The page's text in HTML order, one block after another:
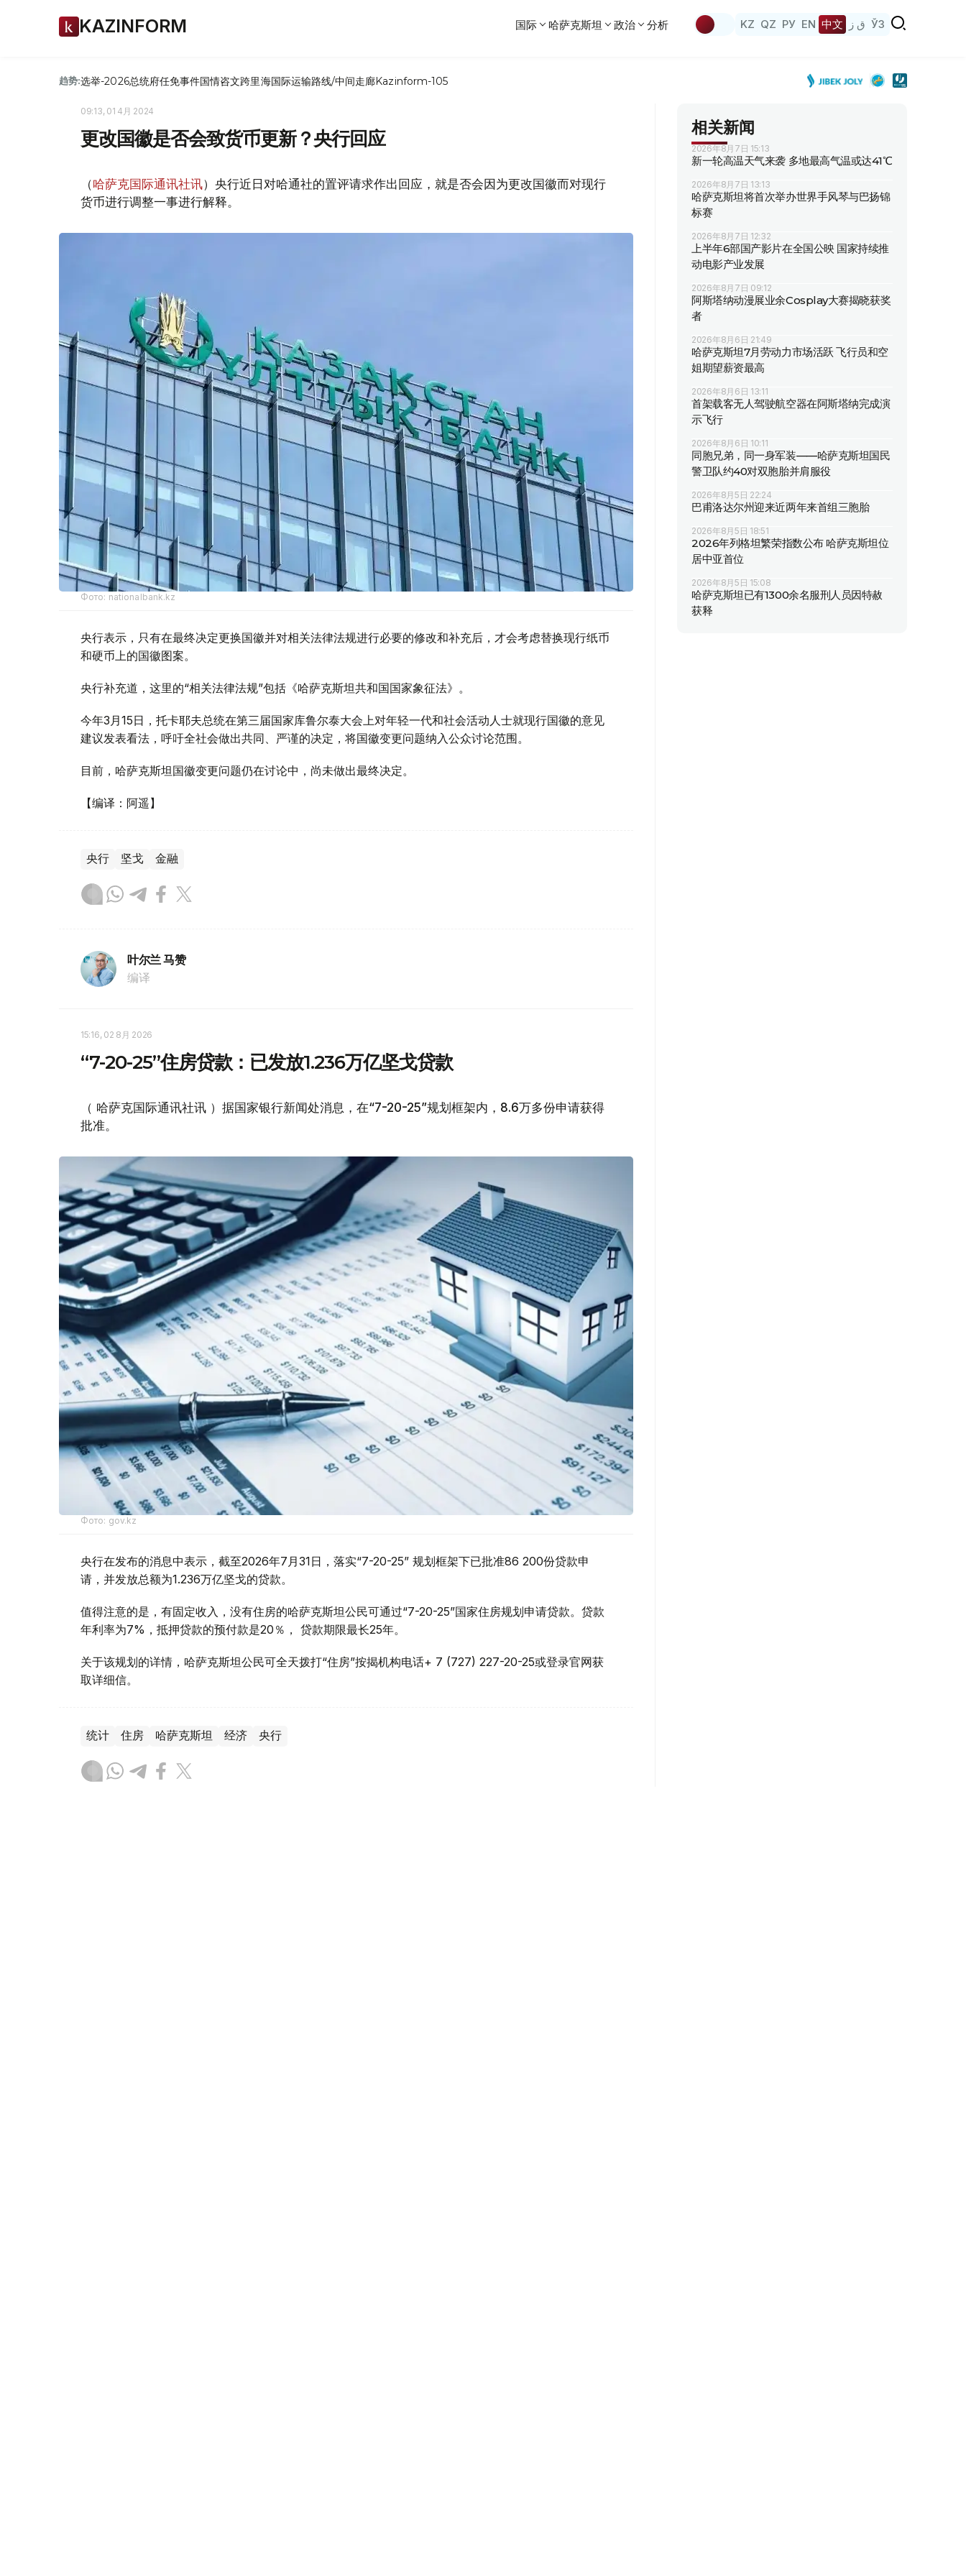
KAZINFORM 国际 哈萨克斯坦 政治 分析 KZ QZ РУ EN 中文 ق ز ЎЗ
趋势:选举-2026总统府任免事件国情咨文跨里海国际运输路线/中间走廊Kazinform-105
09:13, 01 4月 2024
更改国徽是否会致货币更新？央行回应
（哈萨克国际通讯社讯）央行近日对哈通社的置评请求作出回应，就是否会因为更改国徽而对现行
货币进行调整一事进行解释。
Фото: nationalbank.kz
央行表示，只有在最终决定更换国徽并对相关法律法规进行必要的修改和补充后，才会考虑替换现行纸币
和硬币上的国徽图案。
央行补充道，这里的“相关法律法规”包括《哈萨克斯坦共和国国家象征法》。
今年3月15日，托卡耶夫总统在第三届国家库鲁尔泰大会上对年轻一代和社会活动人士就现行国徽的意见
建议发表看法，呼吁全社会做出共同、严谨的决定，将国徽变更问题纳入公众讨论范围。
目前，哈萨克斯坦国徽变更问题仍在讨论中，尚未做出最终决定。
【编译：阿遥】
央行 坚戈 金融
叶尔兰 马赞
编译
15:16, 02 8月 2026
“7-20-25”住房贷款：已发放1.236万亿坚戈贷款
（ 哈萨克国际通讯社讯 ）据国家银行新闻处消息，在“7-20-25”规划框架内，8.6万多份申请获得
批准。
Фото: gov.kz
央行在发布的消息中表示，截至2026年7月31日，落实“7-20-25” 规划框架下已批准86 200份贷款申
请，并发放总额为1.236万亿坚戈的贷款。
值得注意的是，有固定收入，没有住房的哈萨克斯坦公民可通过“7-20-25”国家住房规划申请贷款。贷款
年利率为7%，抵押贷款的预付款是20％， 贷款期限最长25年。
关于该规划的详情，哈萨克斯坦公民可全天拨打“住房”按揭机构电话+ 7 (727) 227-20-25或登录官网获
取详细信。
统计 住房 哈萨克斯坦 经济 央行
相关新闻
2026年8月7日 15:13
新一轮高温天气来袭 多地最高气温或达41℃
2026年8月7日 13:13
哈萨克斯坦将首次举办世界手风琴与巴扬锦
标赛
2026年8月7日 12:32
上半年6部国产影片在全国公映 国家持续推
动电影产业发展
2026年8月7日 09:12
阿斯塔纳动漫展业余Cosplay大赛揭晓获奖
者
2026年8月6日 21:49
哈萨克斯坦7月劳动力市场活跃 飞行员和空
姐期望薪资最高
2026年8月6日 13:11
首架载客无人驾驶航空器在阿斯塔纳完成演
示飞行
2026年8月6日 10:11
同胞兄弟，同一身军装——哈萨克斯坦国民
警卫队约40对双胞胎并肩服役
2026年8月5日 22:24
巴甫洛达尔州迎来近两年来首组三胞胎
2026年8月5日 18:51
2026年列格坦繁荣指数公布 哈萨克斯坦位
居中亚首位
2026年8月5日 15:08
哈萨克斯坦已有1300余名服刑人员因特赦
获释